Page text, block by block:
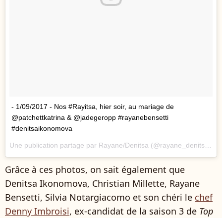
- 1/09/2017 - Nos #Rayitsa, hier soir, au mariage de
@patchettkatrina & @jadegeropp #rayanebensetti
#denitsaikonomova
Grâce à ces photos, on sait également que
Denitsa Ikonomova, Christian Millette, Rayane
Bensetti, Silvia Notargiacomo et son chéri le chef
Denny Imbroisi, ex-candidat de la saison 3 de Top